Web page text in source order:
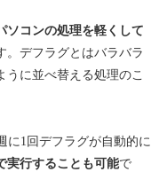
ソコンの処理を軽くして
。デフラグとはバラバラ
うに並べ替える処理のこ
に1回デフラグが自動的に
実行することも可能で